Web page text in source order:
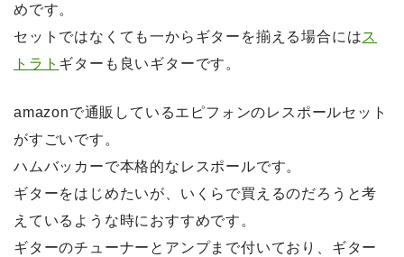
めです。
セットではなくても一からギターを揃える場合にはス
トラト ギターも良いギターです。
amazonで通販しているエピフォンのレスポールセット
がすごいです。
ハムバッカーで本格的なレスポールです。
ギターをはじめたいが、いくらで買えるのだろうと考
えているような時におすすめです。
ギターのチューナーとアンプまで付いており、ギター